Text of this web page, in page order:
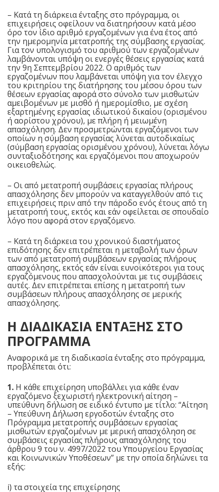
– Κατά τη διάρκεια ένταξης στο πρόγραμμα, οι
επιχειρήσεις οφείλουν να διατηρήσουν κατά μέσο
όρο τον ίδιο αριθμό εργαζομένων για ένα έτος από
την ημερομηνία μετατροπής της σύμβασης εργασίας.
Για τον υπολογισμό του αριθμού των εργαζομένων
λαμβάνονται υπόψη οι ενεργές θέσεις εργασίας κατά
την 9η Σεπτεμβρίου 2022. Ο αριθμός των
εργαζομένων που λαμβάνεται υπόψη για τον έλεγχο
του κριτηρίου της διατήρησης του μέσου όρου των
θέσεων εργασίας αφορά στο σύνολο των μισθωτών
αμειβομένων με μισθό ή ημερομίσθιο, με σχέση
εξαρτημένης εργασίας ιδιωτικού δικαίου (ορισμένου
ή αορίστου χρόνου), με πλήρη ή μειωμένη
απασχόληση. Δεν προσμετρώνται εργαζόμενοι των
οποίων η σύμβαση εργασίας λύνεται αυτοδικαίως
(σύμβαση εργασίας ορισμένου χρόνου), λύνεται λόγω
συνταξιοδότησης και εργαζόμενοι που αποχωρούν
οικειοθελώς.
– Οι από μετατροπή συμβάσεις εργασίας πλήρους
απασχόλησης δεν μπορούν να καταγγελθούν από τις
επιχειρήσεις πριν από την πάροδο ενός έτους από τη
μετατροπή τους, εκτός και εάν οφείλεται σε σπουδαίο
λόγο που αφορά στον εργαζόμενο.
– Κατά τη διάρκεια του χρονικού διαστήματος
επιδότησης δεν επιτρέπεται η μεταβολή των όρων
των από μετατροπή συμβάσεων εργασίας πλήρους
απασχόλησης, εκτός εάν είναι ευνοϊκότεροι για τους
εργαζόμενους που απασχολούνται με τις συμβάσεις
αυτές. Δεν επιτρέπεται επίσης η μετατροπή των
συμβάσεων πλήρους απασχόλησης σε μερικής
απασχόλησης.
Η ΔΙΑΔΙΚΑΣΙΑ ΕΝΤΑΞΗΣ ΣΤΟ
ΠΡΟΓΡΑΜΜΑ
Αναφορικά με τη διαδικασία ένταξης στο πρόγραμμα,
προβλέπεται ότι:
1. Η κάθε επιχείρηση υποβάλλει για κάθε έναν
εργαζόμενο ξεχωριστή ηλεκτρονική αίτηση –
υπεύθυνη δήλωση σε ειδικό έντυπο με τίτλο: “Αίτηση
– Υπεύθυνη Δήλωση εργοδοτών ένταξης στο
Πρόγραμμα μετατροπής συμβάσεων εργασίας
μισθωτών εργαζομένων με μερική απασχόληση σε
συμβάσεις εργασίας πλήρους απασχόλησης του
άρθρου 9 του ν. 4997/2022 του Υπουργείου Εργασίας
και Κοινωνικών Υποθέσεων” με την οποία δηλώνει τα
εξής:
i) τα στοιχεία της επιχείρησης